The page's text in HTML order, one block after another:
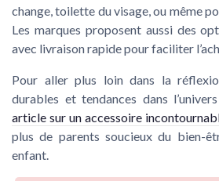
change, toilette du visage, ou même
Les marques proposent aussi des
avec livraison rapide pour faciliter
Pour aller plus loin dans la
durables et tendances dans
article sur un accessoire
plus de parents soucieux du bien-
enfant.